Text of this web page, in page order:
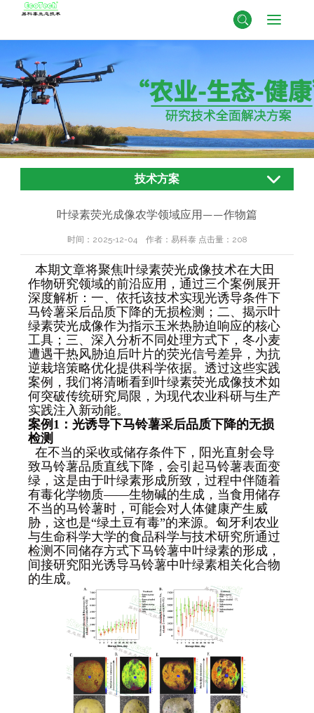
技术方案
叶绿素荧光成像农学领域应用——作物篇
时间：2025-12-04 作者：易科泰 点击量： 208
本期文章将聚焦叶绿素荧光成像技术在大田
作物研究领域的前沿应用，通过三个案例展开
深度解析：一、依托该技术实现光诱导条件下
马铃薯采后品质下降的无损检测；二、揭示叶
绿素荧光成像作为指示玉米热胁迫响应的核心
工具；三、深入分析不同处理方式下，冬小麦
遭遇干热风胁迫后叶片的荧光信号差异，为抗
逆栽培策略优化提供科学依据。透过这些实践
案例，我们将清晰看到叶绿素荧光成像技术如
何突破传统研究局限，为现代农业科研与生产
实践注入新动能。
案例 1 ： 光诱导下马铃薯采后品质下降的无损
检测
在不当的采收或储存条件下，阳光直射会导
致马铃薯品质直线下降，会引起马铃薯表面变
绿，这是由于叶绿素形成所致，过程中伴随着
有毒化学物质——生物碱的生成，当食用储存
不当的马铃薯时，可能会对人体健康产生威
胁，这也是“绿土豆有毒”的来源。匈牙利农业
与生命科学大学的食品科学与技术研究所通过
检测不同储存方式下马铃薯中叶绿素的形成，
间接研究阳光诱导马铃薯中叶绿素相关化合物
的生成。